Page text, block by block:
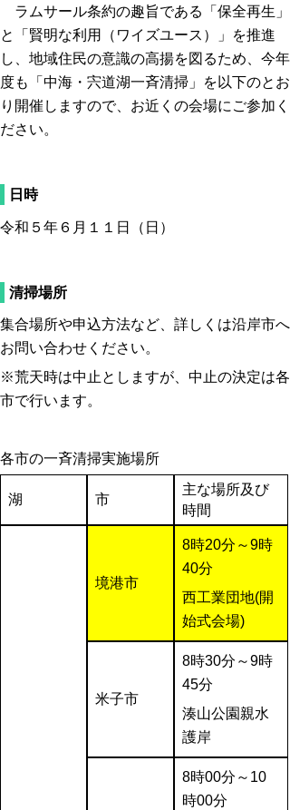
ラムサール条約の趣旨である「保全再生」
と「賢明な利用（ワイズユース）」を推進
し、地域住民の意識の高揚を図るため、今年
度も「中海・宍道湖一斉清掃」を以下のとお
り開催しますので、お近くの会場にご参加く
ださい。
日時
令和５年６月１１日（日）
清掃場所
集合場所や申込方法など、詳しくは沿岸市へ
お問い合わせください。
※荒天時は中止としますが、中止の決定は各
市で行います。
各市の一斉清掃実施場所
湖 市
主な場所及び
時間
境港市
8時20分～9時
40分
西工業団地(開
始式会場)
米子市
8時30分～9時
45分
湊山公園親水
護岸
8時00分～10
時00分